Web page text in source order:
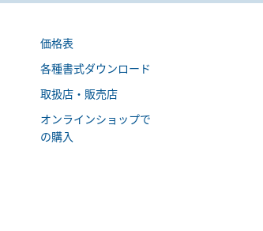
価格表
各種書式ダウンロード
取扱店・販売店
オンラインショップで
の購入